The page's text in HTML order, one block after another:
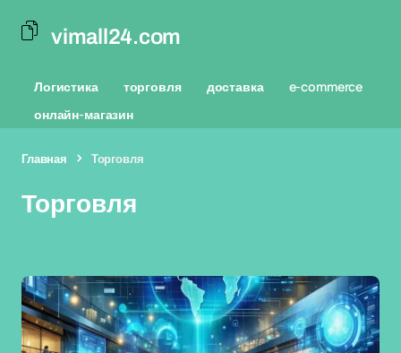
vimall24.com
Логистика торговля доставка
e-commerce
онлайн-магазин
Главная Торговля
Торговля